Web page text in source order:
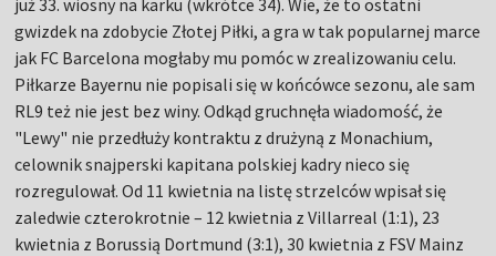
już 33. wiosny na karku (wkrótce 34). Wie, że to ostatni
gwizdek na zdobycie Złotej Piłki, a gra w tak popularnej marce
jak FC Barcelona mogłaby mu pomóc w zrealizowaniu celu.
Piłkarze Bayernu nie popisali się w końcówce sezonu, ale sam
RL9 też nie jest bez winy. Odkąd gruchnęła wiadomość, że
"Lewy" nie przedłuży kontraktu z drużyną z Monachium,
celownik snajperski kapitana polskiej kadry nieco się
rozregulował. Od 11 kwietnia na listę strzelców wpisał się
zaledwie czterokrotnie – 12 kwietnia z Villarreal (1:1), 23
kwietnia z Borussią Dortmund (3:1), 30 kwietnia z FSV Mainz